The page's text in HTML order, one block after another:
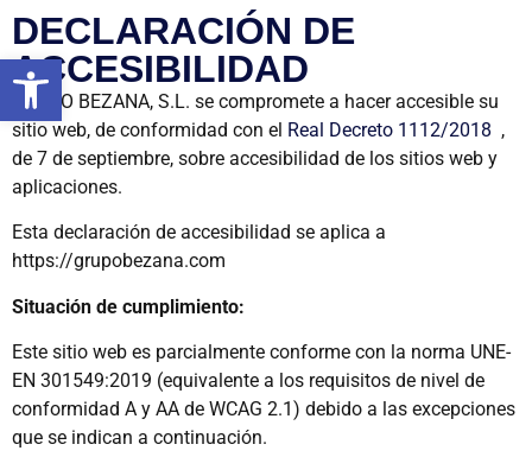
Abrir barra de herramientas
DECLARACIÓN DE
ACCESIBILIDAD
GRUPO BEZANA, S.L. se compromete a hacer accesible su
sitio web, de conformidad con el Real Decreto 1112/2018 ,
de 7 de septiembre, sobre accesibilidad de los sitios web y
aplicaciones.
Esta declaración de accesibilidad se aplica a
https://grupobezana.com
Situación de cumplimiento:
Este sitio web es parcialmente conforme con la norma UNE-
EN 301549:2019 (equivalente a los requisitos de nivel de
conformidad A y AA de WCAG 2.1) debido a las excepciones
que se indican a continuación.